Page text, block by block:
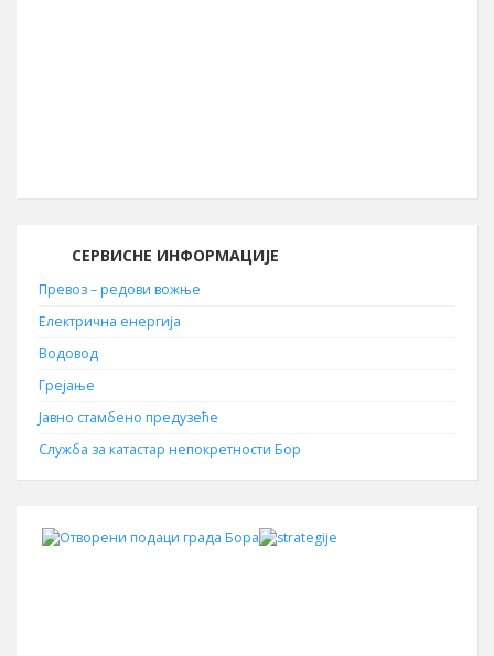
СЕРВИСНЕ ИНФОРМАЦИЈЕ
Превоз – редови вожње
Електрична енергија
Водовод
Грејање
Јавно стамбено предузеће
Служба за катастар непокретности Бор